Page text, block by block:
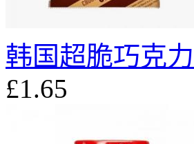
韩国超脆巧克
£1.65